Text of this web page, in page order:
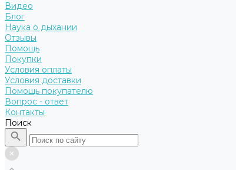
Видео
Блог
Наука о дыхании
Отзывы
Помощь
Покупки
Условия оплаты
Условия доставки
Помощь покупателю
Вопрос - ответ
Контакты
Поиск